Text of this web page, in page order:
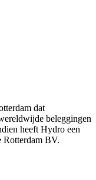
dat
beleggingen
heeft Hydro een
BV.